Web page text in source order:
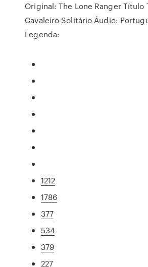
Original: The Lone Ranger Título
Cavaleiro Solitário Áudio:
Legenda:
1212
1786
377
534
379
227